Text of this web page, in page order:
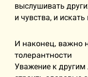
выслушивать
и чувства, и
И наконец, важно
толерантности
Уважение к